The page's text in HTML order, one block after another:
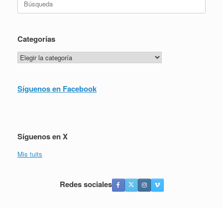
Categorías
Categorías
Síguenos en Facebook
Síguenos en X
Mis tuits
Redes sociales